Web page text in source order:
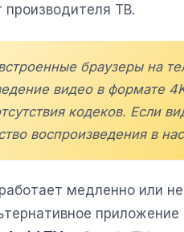
ТВ.
браузеры на
видео в формате
кодеков. Если
воспроизведения в
медленно или
приложение